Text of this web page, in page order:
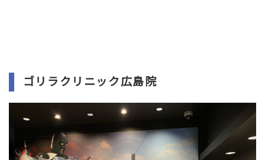
ゴリラクリニック広島院